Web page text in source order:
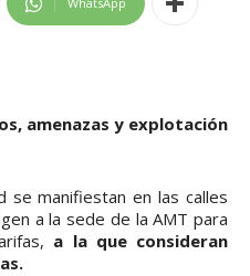
amenazas y explotación
se manifiestan en las calles
a la sede de la AMT para
a la que consideran